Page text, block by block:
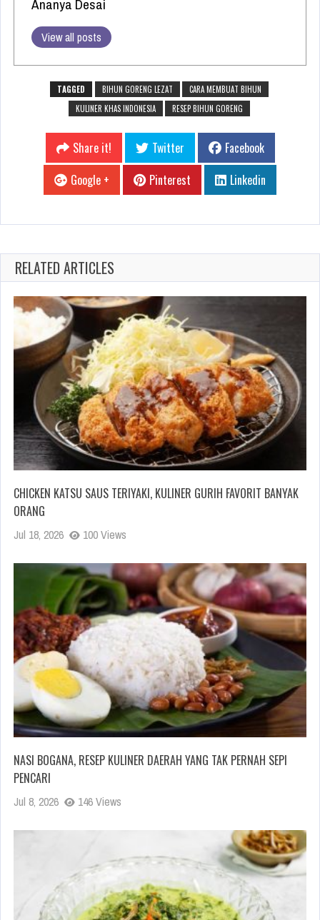
Ananya Desai
View all posts
TAGGED BIHUN GORENG LEZAT
CARA MEMBUAT BIHUN
KULINER KHAS INDONESIA
RESEP BIHUN GORENG
Share it! Twitter
Facebook
Google +
Pinterest Linkedin
RELATED ARTICLES
CHICKEN KATSU SAUS TERIYAKI, KULINER GURIH FAVORIT BANYAK
ORANG
Jul 18, 2026 100 Views
NASI BOGANA, RESEP KULINER DAERAH YANG TAK PERNAH SEPI
PENCARI
Jul 8, 2026 146 Views